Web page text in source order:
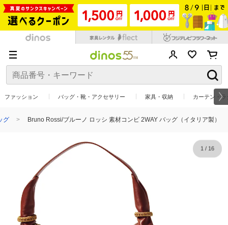
ファッション バッグ・靴・アクセサリー 家具・収納 カーテン・
グ Bruno Rossi/ブルーノ ロッシ 素材コンビ 2WAY バッグ（イタリア製）
1/ 16